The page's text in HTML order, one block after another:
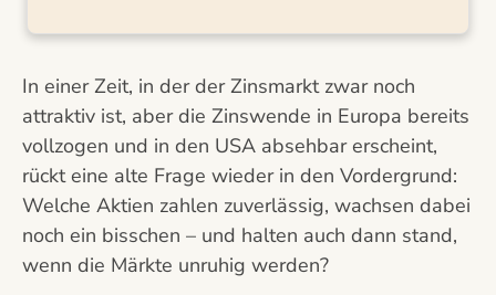
In einer Zeit, in der der Zinsmarkt zwar noch
attraktiv ist, aber die Zinswende in Europa bereits
vollzogen und in den USA absehbar erscheint,
rückt eine alte Frage wieder in den Vordergrund:
Welche Aktien zahlen zuverlässig, wachsen dabei
noch ein bisschen – und halten auch dann stand,
wenn die Märkte unruhig werden?